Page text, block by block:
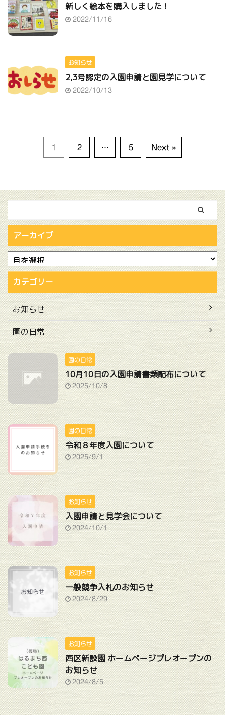
新しく絵本を購入しました！
2022/11/16
お知らせ
2,3号認定の入園申請と園見学について
2022/10/13
1 2 … 5 Next »
アーカイブ
カテゴリー
お知らせ
園の日常
園の日常
10月10日の入園申請書類配布について
2025/10/8
園の日常
令和８年度入園について
2025/9/1
お知らせ
入園申請と見学会について
2024/10/1
お知らせ
一般競争入札のお知らせ
2024/8/29
お知らせ
西区新設園 ホームページプレオープンの
お知らせ
2024/8/5